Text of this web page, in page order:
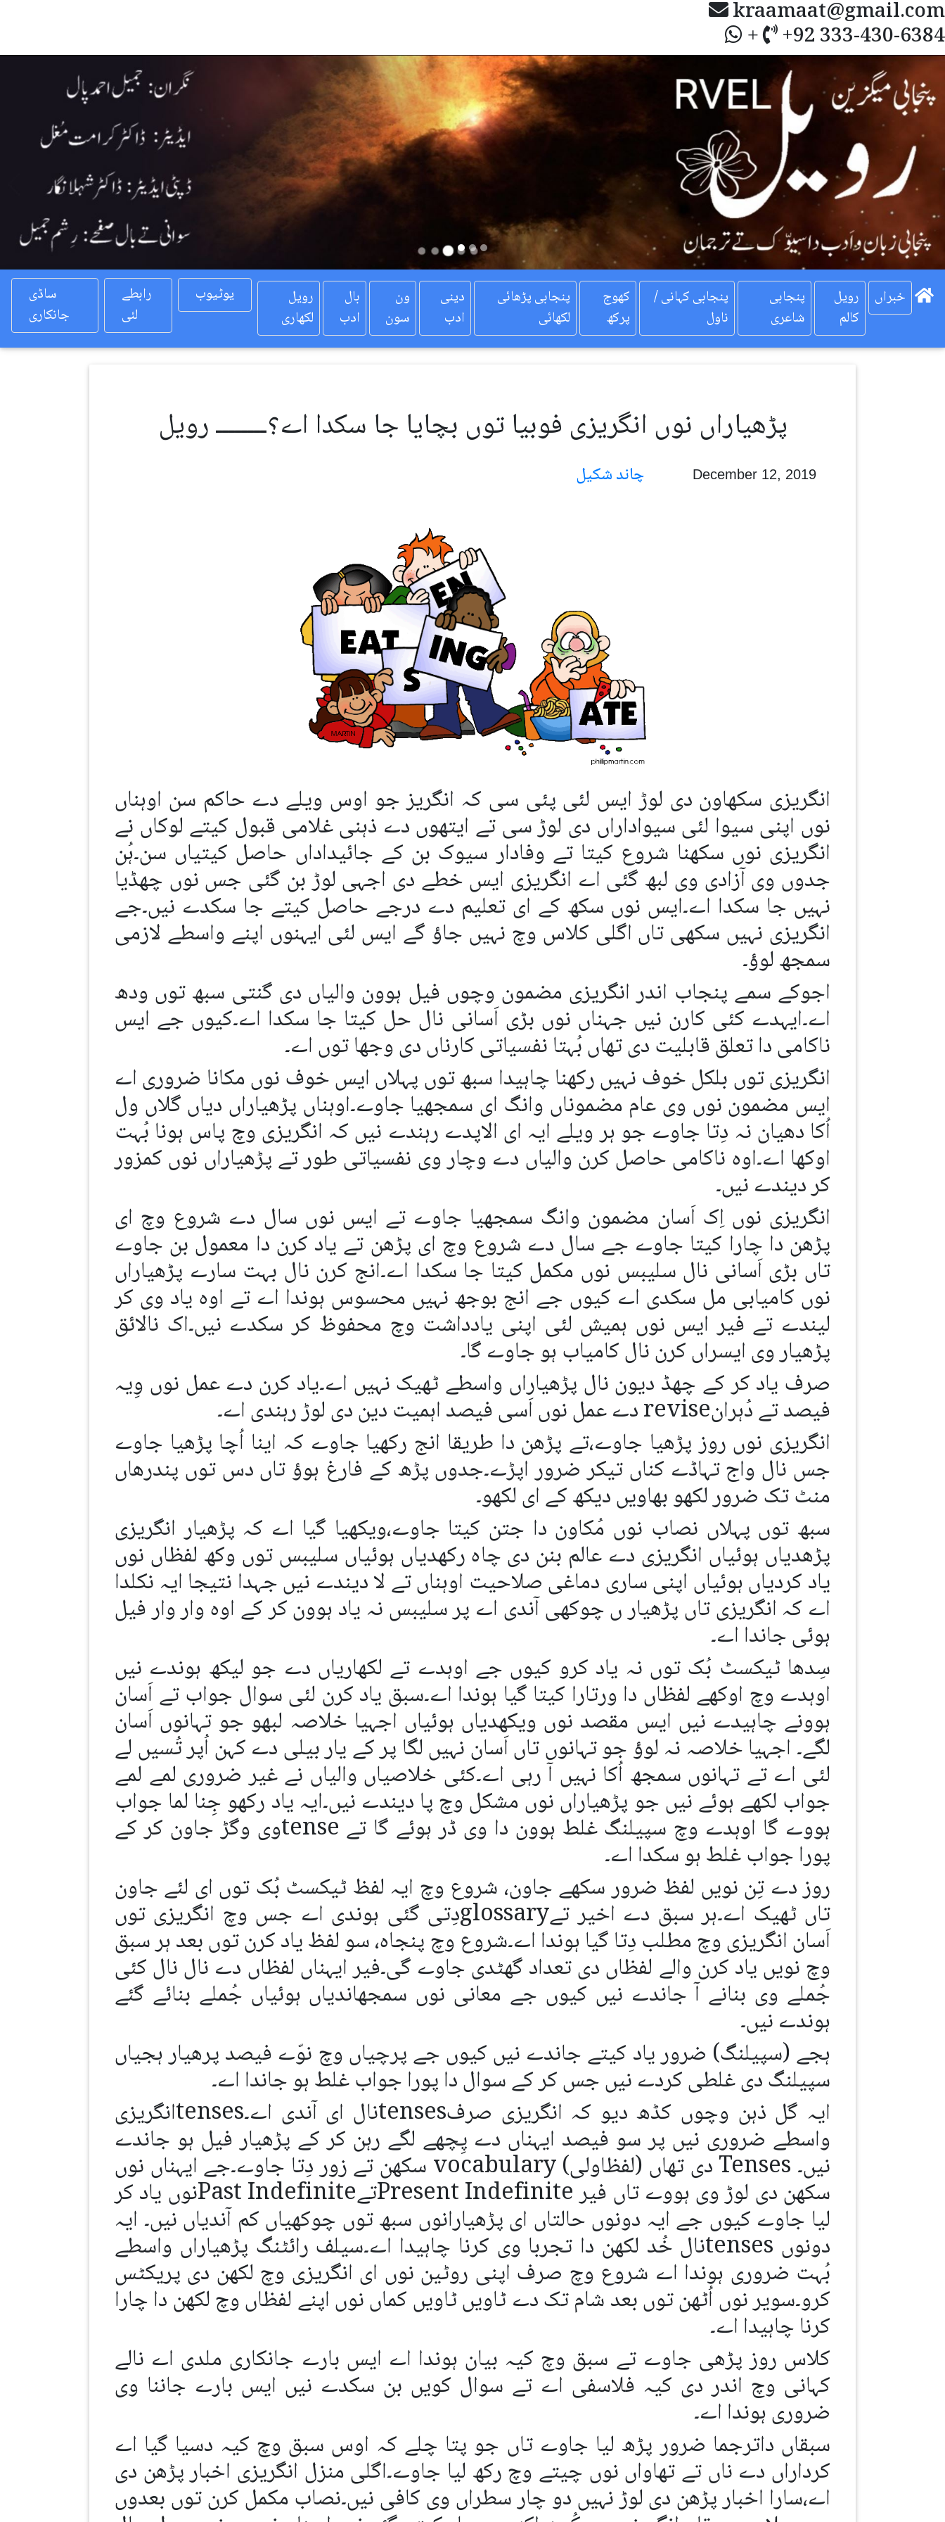
kraamaat@gmail.com
+ +92 333-430-6384
Previous
ساڈی
جانکاری
رابطے
لئی
یوٹیوب
رویل
لکھاری
بال
ادب
ون
سون
دینی
ادب
پنجابی پڑھائی
لکھائی
کھوج
پرکھ
پنجابی کہانی /
ناول
پنجابی
شاعری
رویل
کالم
خبراں
پڑھیاراں نوں انگریزی فوبیا توں بچایا جا سکدا اے؟ــــــــ رویل
December 12, 2019
انگریزی سکھاون دی لوڑ ایس لئی پئی سی کہ انگریز جو اوس ویلے دے حاکم سن اوہناں
نوں اپنی سیوا لئی سیواداراں دی لوڑ سی تے ایتھوں دے ذہنی غلامی قبول کیتے لوکاں نے
انگریزی نوں سکھنا شروع کیتا تے وفادار سیوک بن کے جائیداداں حاصل کیتیاں سن۔ہُن
جدوں وی آزادی وی لبھ گئی اے انگریزی ایس خطے دی اجہی لوڑ بن گئی جس نوں چھڈیا
نہیں جا سکدا اے۔ایس نوں سکھ کے ای تعلیم دے درجے حاصل کیتے جا سکدے نیں۔جے
انگریزی نہیں سکھی تاں اگلی کلاس وچ نہیں جاؤ گے ایس لئی ایہنوں اپنے واسطے لازمی
سمجھ لوؤ۔
اجوکے سمے پنجاب اندر انگریزی مضمون وچوں فیل ہوون والیاں دی گنتی سبھ توں ودھ
اے۔ایہدے کئی کارن نیں جہناں نوں بڑی اَسانی نال حل کیتا جا سکدا اے۔کیوں جے ایس
ناکامی دا تعلق قابلیت دی تھاں بُہتا نفسیاتی کارناں دی وجھا توں اے۔
انگریزی توں بلکل خوف نہیں رکھنا چاہیدا سبھ توں پہلاں ایس خوف نوں مکانا ضروری اے
ایس مضمون نوں وی عام مضموناں وانگ ای سمجھیا جاوے۔اوہناں پڑھیاراں دیاں گلاں ول
اُکا دھیان نہ دِتا جاوے جو ہر ویلے ایہ ای الاپدے رہندے نیں کہ انگریزی وچ پاس ہونا بُہت
اوکھا اے۔اوہ ناکامی حاصل کرن والیاں دے وچار وی نفسیاتی طور تے پڑھیاراں نوں کمزور
کر دیندے نیں۔
انگریزی نوں اِک اَسان مضمون وانگ سمجھیا جاوے تے ایس نوں سال دے شروع وچ ای
پڑھن دا چارا کیتا جاوے جے سال دے شروع وچ ای پڑھن تے یاد کرن دا معمول بن جاوے
تاں بڑی اَسانی نال سلیبس نوں مکمل کیتا جا سکدا اے۔انج کرن نال بہت سارے پڑھیاراں
نوں کامیابی مل سکدی اے کیوں جے انج بوجھ نہیں محسوس ہوندا اے تے اوہ یاد وی کر
لیندے تے فیر ایس نوں ہمیش لئی اپنی یادداشت وچ محفوظ کر سکدے نیں۔اک نالائق
پڑھیار وی ایسراں کرن نال کامیاب ہو جاوے گا۔
صرف یاد کر کے چھڈ دیون نال پڑھیاراں واسطے ٹھیک نہیں اے۔یاد کرن دے عمل نوں وِیہ
فیصد تے دُہرانrevise دے عمل نوں اَسی فیصد اہمیت دین دی لوڑ رہندی اے۔
انگریزی نوں روز پڑھیا جاوے،تے پڑھن دا طریقا انج رکھیا جاوے کہ اینا اُچا پڑھیا جاوے
جس نال واج تہاڈے کناں تیکر ضرور اپڑے۔جدوں پڑھ کے فارغ ہوؤ تاں دس توں پندرھاں
منٹ تک ضرور لکھو بھاویں دیکھ کے ای لکھو۔
سبھ توں پہلاں نصاب نوں مُکاون دا جتن کیتا جاوے،ویکھیا گیا اے کہ پڑھیار انگریزی
پڑھدیاں ہوئیاں انگریزی دے عالم بنن دی چاہ رکھدیاں ہوئیاں سلیبس توں وکھ لفظاں نوں
یاد کردیاں ہوئیاں اپنی ساری دماغی صلاحیت اوہناں تے لا دیندے نیں جہدا نتیجا ایہ نکلدا
اے کہ انگریزی تاں پڑھیار ں چوکھی آندی اے پر سلیبس نہ یاد ہوون کر کے اوہ وار وار فیل
ہوئی جاندا اے۔
سِدھا ٹیکسٹ بُک توں نہ یاد کرو کیوں جے اوہدے تے لکھاریاں دے جو لیکھ ہوندے نیں
اوہدے وچ اوکھے لفظاں دا ورتارا کیتا گیا ہوندا اے۔سبق یاد کرن لئی سوال جواب تے اَسان
ہوونے چاہیدے نیں ایس مقصد نوں ویکھدیاں ہوئیاں اجہیا خلاصہ لبھو جو تہانوں اَسان
لگے۔ اجہیا خلاصہ نہ لوؤ جو تہانوں تاں اَسان نہیں لگا پر کے یار بیلی دے کہن اُپر تُسیں لے
لئی اے تے تہانوں سمجھ اُکا نہیں آ رہی اے۔کئی خلاصیاں والیاں نے غیر ضروری لمے لمے
جواب لکھے ہوئے نیں جو پڑھیاراں نوں مشکل وچ پا دیندے نیں۔ایہ یاد رکھو جِنا لما جواب
ہووے گا اوہدے وچ سپیلنگ غلط ہوون دا وی ڈر ہوئے گا تے tenseوی وگڑ جاون کر کے
پورا جواب غلط ہو سکدا اے۔
روز دے تِن نویں لفظ ضرور سکھے جاون، شروع وچ ایہ لفظ ٹیکسٹ بُک توں ای لئے جاون
تاں ٹھیک اے۔ہر سبق دے اخیر تےglossaryدِتی گئی ہوندی اے جس وچ انگریزی توں
اَسان انگریزی وچ مطلب دِتا گیا ہوندا اے۔شروع وچ پنجاہ، سو لفظ یاد کرن توں بعد ہر سبق
وچ نویں یاد کرن والے لفظاں دی تعداد گھٹدی جاوے گی۔فیر ایہناں لفظاں دے نال نال کئی
جُملے وی بنانے آ جاندے نیں کیوں جے معانی نوں سمجھاندیاں ہوئیاں جُملے بنائے گئے
ہوندے نیں۔
ہجے (سپیلنگ) ضرور یاد کیتے جاندے نیں کیوں جے پرچیاں وچ نوّے فیصد پرھیار ہجیاں
سپیلنگ دی غلطی کردے نیں جس کر کے سوال دا پورا جواب غلط ہو جاندا اے۔
ایہ گل ذہن وچوں کڈھ دیو کہ انگریزی صرفtensesنال ای آندی اے۔tensesانگریزی
واسطے ضروری نیں پر سو فیصد ایہناں دے پِچھے لگے رہن کر کے پڑھیار فیل ہو جاندے
نیں۔ Tenses دی تھاں (لفظاولی) vocabulary سکھن تے زور دِتا جاوے۔جے ایہناں نوں
سکھن دی لوڑ وی ہووے تاں فیر Present IndefiniteتےPast Indefiniteنوں یاد کر
لیا جاوے کیوں جے ایہ دونوں حالتاں ای پڑھیارانوں سبھ توں چوکھیاں کم آندیاں نیں۔ ایہ
دونوں tensesنال خُد لکھن دا تجربا وی کرنا چاہیدا اے۔سیلف رائٹنگ پڑھیاراں واسطے
بُہت ضروری ہوندا اے شروع وچ صرف اپنی روٹین نوں ای انگریزی وچ لکھن دی پریکٹس
کرو۔سویر نوں اُٹھن توں بعد شام تک دے ٹاویں ٹاویں کماں نوں اپنے لفظاں وچ لکھن دا چارا
کرنا چاہیدا اے۔
کلاس روز پڑھی جاوے تے سبق وچ کیہ بیان ہوندا اے ایس بارے جانکاری ملدی اے نالے
کہانی وچ اندر دی کیہ فلاسفی اے تے سوال کویں بن سکدے نیں ایس بارے جاننا وی
ضروری ہوندا اے۔
سبقاں داترجما ضرور پڑھ لیا جاوے تاں جو پتا چلے کہ اوس سبق وچ کیہ دسیا گیا اے
کرداراں دے ناں تے تھاواں نوں چیتے وچ رکھ لیا جاوے۔اگلی منزل انگریزی اخبار پڑھن دی
اے،سارا اخبار پڑھن دی لوڑ نہیں دو چار سطراں وی کافی نیں۔نصاب مکمل کرن توں بعدوں